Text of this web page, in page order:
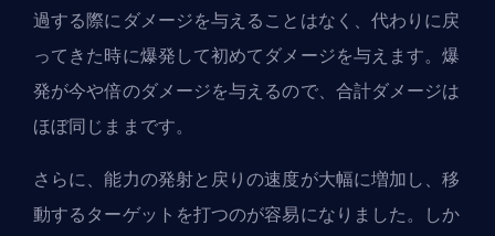
過する際にダメージを与えることはなく、代わりに戻
ってきた時に爆発して初めてダメージを与えます。爆
発が今や倍のダメージを与えるので、合計ダメージは
ほぼ同じままです。
さらに、能力の発射と戻りの速度が大幅に増加し、移
動するターゲットを打つのが容易になりました。しか